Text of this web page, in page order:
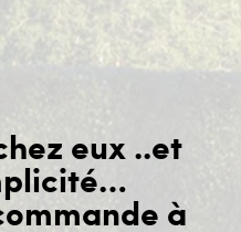
eux ..et
à